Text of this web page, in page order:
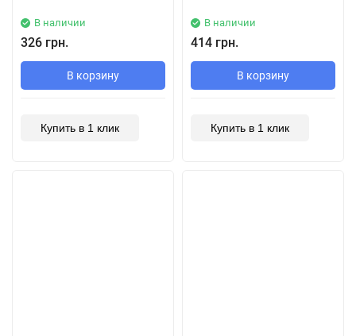
В наличии
326 грн.
В корзину
Купить в 1 клик
В наличии
414 грн.
В корзину
Купить в 1 клик